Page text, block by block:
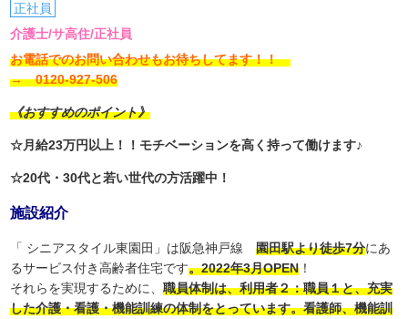
正社員
介護士/サ高住/正社員
お電話でのお問い合わせもお待ちしてます！！
→ 0120-927-506
《おすすめのポイント》
☆月給23万円以上！！モチベーションを高く持って働けます♪
☆20代・30代と若い世代の方活躍中！
施設紹介
「 シニアスタイル東園田」は阪急神戸線園田駅より徒歩7分にあ
るサービス付き高齢者住宅です。2022年3月OPEN ！
それらを実現するために、職員体制は、利用者２：職員１と、充実
した介護・看護・機能訓練の体制をとっています。看護師、機能訓